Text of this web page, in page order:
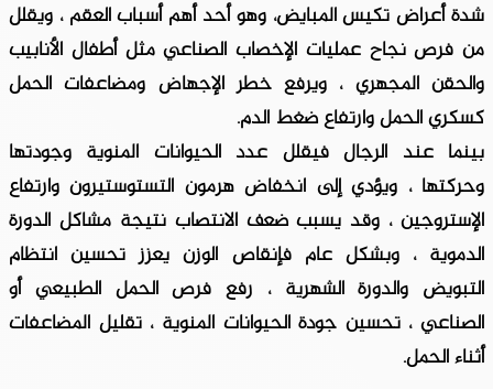
شدة أعراض تكيس المبايض، وهو أحد أهم أسباب العقم ، ويقلل
من فرص نجاح عمليات الإخصاب الصناعي مثل أطفال الأنابيب
والحقن المجهري ، ويرفع خطر الإجهاض ومضاعفات الحمل
كسكري الحمل وارتفاع ضغط الدم.
بينما عند الرجال فيقلل عدد الحيوانات المنوية وجودتها
وحركتها ، ويؤدي إلى انخفاض هرمون التستوستيرون وارتفاع
الإستروجين ، وقد يسبب ضعف الانتصاب نتيجة مشاكل الدورة
الدموية ، وبشكل عام فإنقاص الوزن يعزز تحسين انتظام
التبويض والدورة الشهرية ، رفع فرص الحمل الطبيعي أو
الصناعي ، تحسين جودة الحيوانات المنوية ، تقليل المضاعفات
أثناء الحمل.